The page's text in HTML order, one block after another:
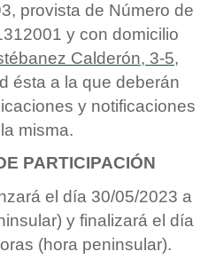
provista de Número de
y con domicilio
ébanez Calderón, 3-5,
ésta a la que deberán
y notificaciones
misma.
PARTICIPACIÓN
á el día 30/05/2023 a
y finalizará el día
(hora peninsular).